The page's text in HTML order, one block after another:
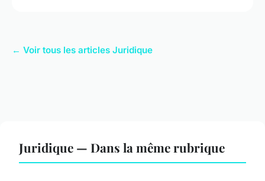
← Voir tous les articles Juridique
Juridique — Dans la même rubrique